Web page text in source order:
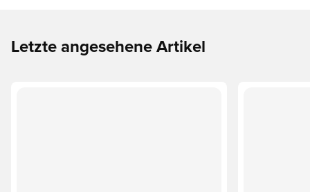
Letzte angesehene Artikel